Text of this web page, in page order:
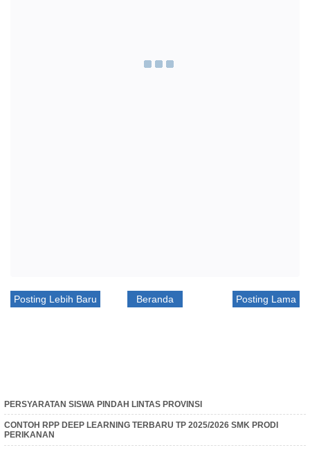
Posting Lebih Baru Posting Lama
Beranda
PERSYARATAN SISWA PINDAH LINTAS PROVINSI
CONTOH RPP DEEP LEARNING TERBARU TP 2025/2026 SMK PRODI
PERIKANAN